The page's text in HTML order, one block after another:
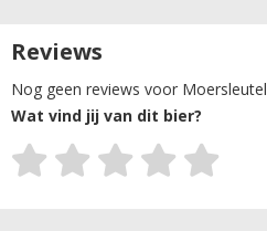
Reviews
Nog geen reviews voor
Wat vind jij van dit bier?